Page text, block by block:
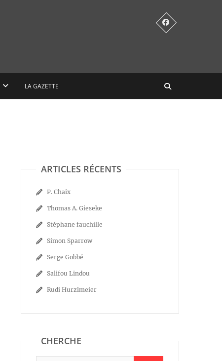
LA GAZETTE
ARTICLES RÉCENTS
P. Chaix
Thomas A. Gieseke
Stéphane fauchille
Simon Sparrow
Serge Gobbé
Salifou Lindou
Rudi Hurzlmeier
CHERCHE